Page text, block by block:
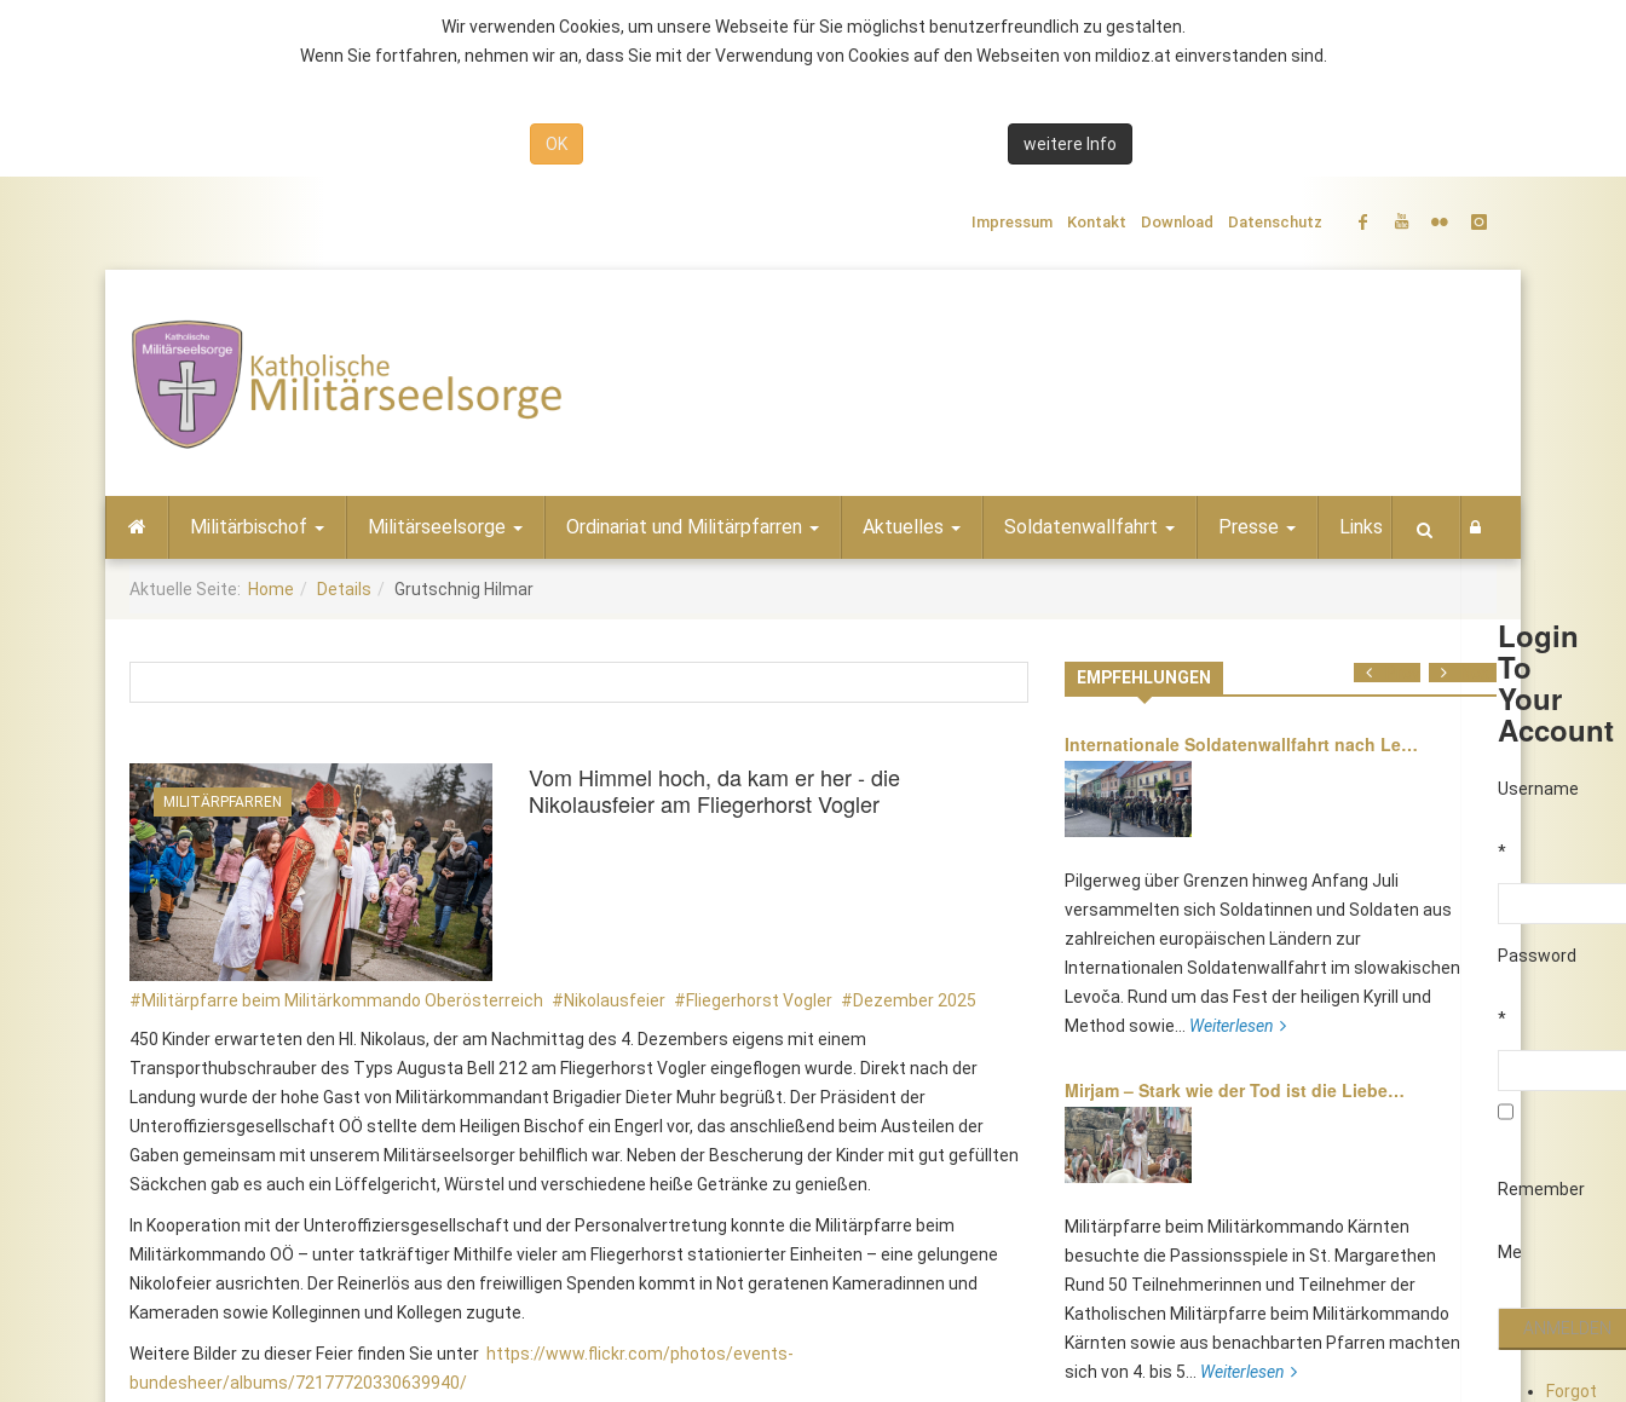
Wir verwenden Cookies, um unsere Webseite für Sie möglichst benutzerfreundlich zu gestalten.
Wenn Sie fortfahren, nehmen wir an, dass Sie mit der Verwendung von Cookies auf den Webseiten von mildioz.at einverstanden sind.
OK weitere Info
Impressum Kontakt Download Datenschutz
Login
To
Your
Account
Username
*
Password
*
Remember
Me
Forgot
Home
Militärbischof Militärseelsorge Ordinariat und Militärpfarren Aktuelles Soldatenwallfahrt Presse Links
Aktuelle Seite: Home Details Grutschnig Hilmar
MILITÄRPFARREN
Vom Himmel hoch, da kam er her - die
Nikolausfeier am Fliegerhorst Vogler
Militärpfarre beim Militärkommando Oberösterreich Nikolausfeier Fliegerhorst Vogler
Dezember 2025
450 Kinder erwarteten den Hl. Nikolaus, der am Nachmittag des 4. Dezembers eigens mit einem
Transporthubschrauber des Typs Augusta Bell 212 am Fliegerhorst Vogler eingeflogen wurde. Direkt nach der
Landung wurde der hohe Gast von Militärkommandant Brigadier Dieter Muhr begrüßt. Der Präsident der
Unteroffiziersgesellschaft OÖ stellte dem Heiligen Bischof ein Engerl vor, das anschließend beim Austeilen der
Gaben gemeinsam mit unserem Militärseelsorger behilflich war. Neben der Bescherung der Kinder mit gut gefüllten
Säckchen gab es auch ein Löffelgericht, Würstel und verschiedene heiße Getränke zu genießen.
In Kooperation mit der Unteroffiziersgesellschaft und der Personalvertretung konnte die Militärpfarre beim
Militärkommando OÖ – unter tatkräftiger Mithilfe vieler am Fliegerhorst stationierter Einheiten – eine gelungene
Nikolofeier ausrichten. Der Reinerlös aus den freiwilligen Spenden kommt in Not geratenen Kameradinnen und
Kameraden sowie Kolleginnen und Kollegen zugute.
Weitere Bilder zu dieser Feier finden Sie unter https://www.flickr.com/photos/events-
bundesheer/albums/72177720330639940/
EMPFEHLUNGEN
Internationale Soldatenwallfahrt nach Le…
Pilgerweg über Grenzen hinweg Anfang Juli
versammelten sich Soldatinnen und Soldaten aus
zahlreichen europäischen Ländern zur
Internationalen Soldatenwallfahrt im slowakischen
Levoča. Rund um das Fest der heiligen Kyrill und
Method sowie... Weiterlesen
Mirjam – Stark wie der Tod ist die Liebe…
Militärpfarre beim Militärkommando Kärnten
besuchte die Passionsspiele in St. Margarethen
Rund 50 Teilnehmerinnen und Teilnehmer der
Katholischen Militärpfarre beim Militärkommando
Kärnten sowie aus benachbarten Pfarren machten
sich von 4. bis 5... Weiterlesen